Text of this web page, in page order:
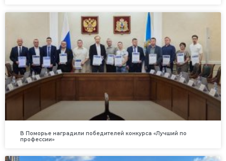
В Поморье наградили победителей конкурса «Лучший по
профессии»